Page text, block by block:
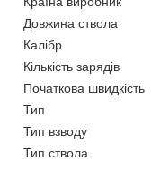
Довжина ствола
Калібр
Кількість зарядів
Початкова швидкість
Тип
Тип взводу
Тип ствола